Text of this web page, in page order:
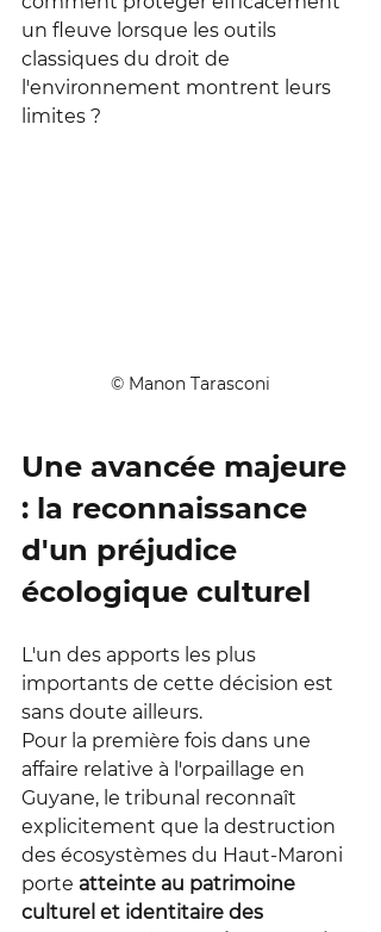
un fleuve lorsque les outils
classiques du droit de
l'environnement montrent leurs
limites ?
© Manon Tarasconi
Une avancée majeure
: la reconnaissance
d'un préjudice
écologique culturel
L'un des apports les plus
importants de cette décision est
sans doute ailleurs.
Pour la première fois dans une
affaire relative à l'orpaillage en
Guyane, le tribunal reconnaît
explicitement que la destruction
des écosystèmes du Haut-Maroni
porte atteinte au patrimoine
culturel et identitaire des